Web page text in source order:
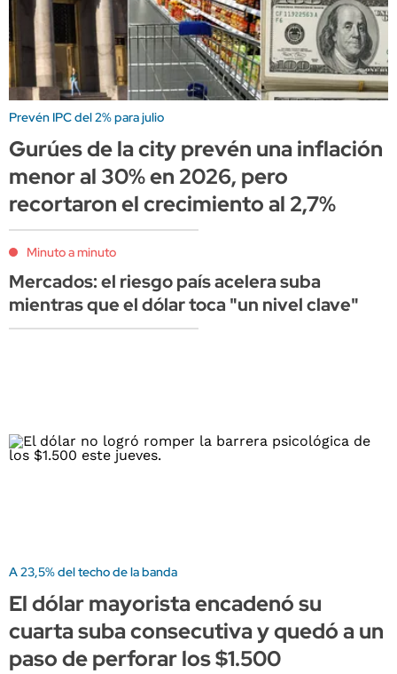
Prevén IPC del 2% para julio
Gurúes de la city prevén una inflación
menor al 30% en 2026, pero
recortaron el crecimiento al 2,7%
Minuto a minuto
Mercados: el riesgo país acelera suba
mientras que el dólar toca "un nivel clave"
A 23,5% del techo de la banda
El dólar mayorista encadenó su
cuarta suba consecutiva y quedó a un
paso de perforar los $1.500